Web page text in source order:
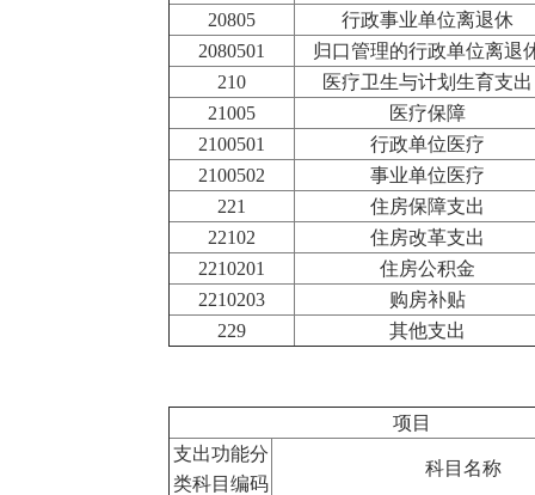
20805
行政事业单位离退休
2080501
归口管理的行政单位离退
210
医疗卫生与计划生育支出
21005
医疗保障
2100501
行政单位医疗
2100502
事业单位医疗
221
住房保障支出
22102
住房改革支出
2210201
住房公积金
2210203
购房补贴
229
其他支出
项目
支出功能分
类科目编码
科目名称